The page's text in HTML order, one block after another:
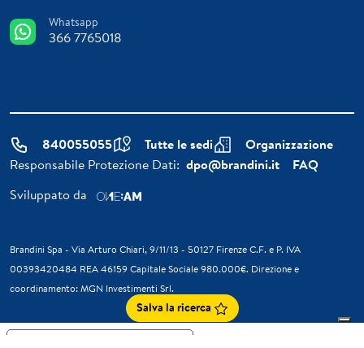
Whatsapp
366 7765018
840055055 Tutte le sedi
Organizzazione
Responsabile Protezione Dati: dpo@brandini.it
FAQ
Sviluppato da
Brandini Spa - Via Arturo Chiari, 9/11/13 - 50127 Firenze C.F. e P. IVA
00393420484 REA 46159 Capitale Sociale 980.000€. Direzione e
coordinamento: MGN Investimenti Srl.
Salva la ricerca